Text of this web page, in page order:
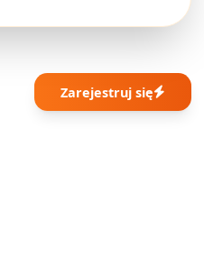
Zarejestruj się